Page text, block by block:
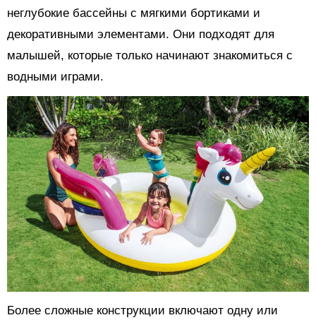
неглубокие бассейны с мягкими бортиками и
декоративными элементами. Они подходят для
малышей, которые только начинают знакомиться с
водными играми.
Более сложные конструкции включают одну или